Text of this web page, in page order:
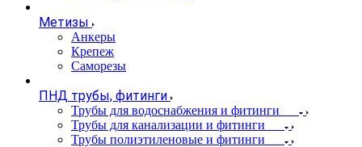
Метизы
Анкеры
Крепеж
Саморезы
ПНД трубы, фитинги
Трубы для водоснабжения и фитинги
Трубы для канализации и фитинги
Трубы полиэтиленовые и фитинги